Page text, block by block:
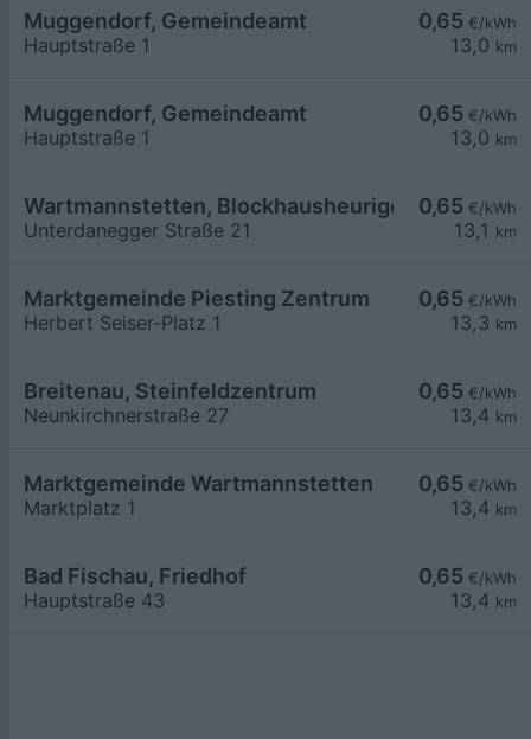
0,65 €/kWh
13,0 km
Muggendorf, Gemeindeamt
Hauptstraße 1
0,65 €/kWh
13,0 km
Muggendorf, Gemeindeamt
Hauptstraße 1
0,65 €/kWh
13,1 km
Wartmannstetten, Blockhausheuriger Fam.
Unterdanegger Straße 21
0,65 €/kWh
13,3 km
Marktgemeinde Piesting Zentrum
Herbert Seiser-Platz 1
0,65 €/kWh
13,4 km
Breitenau, Steinfeldzentrum
Neunkirchnerstraße 27
0,65 €/kWh
13,4 km
Marktgemeinde Wartmannstetten
Marktplatz 1
0,65 €/kWh
13,4 km
Bad Fischau, Friedhof
Hauptstraße 43